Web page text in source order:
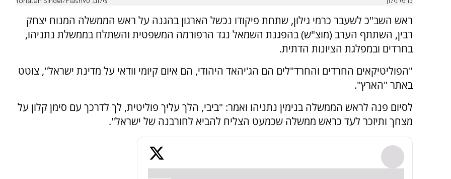
כרמי גילון צילום: Yonatan Sindel/Flash90
ראש השב"כ לשעבר כרמי גילון, שתחת פיקודו נכשל הארגון בהגנה על ראש הממשלה המנוח יצחק
רבין, השתתף הערב (מוצ"ש) בהפגנת השמאל נגד הרפורמה המשפטית והשתלח בממשלת נתניהו,
בחרדים ובמפלגת הציונות הדתית.
"הפוליטיקאים החרדים והחרד"לים הם הג'יהאד היהודי, הם איום קיומי וודאי על מדינת ישראל", צוטט
באתר "הארץ".
לסיום פנה לראש הממשלה בנימין נתניהו ואמר: "ביבי, הלך עליך פוליטית, לך לדרכך עם סימן קלון על
מצחך ותיזכר לעד כראש ממשלה שכמעט הצליח להביא לחורבנה של ישראל".